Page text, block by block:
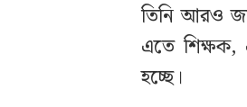
তিনি আরও
এতে শিক্ষক,
হচ্ছে।